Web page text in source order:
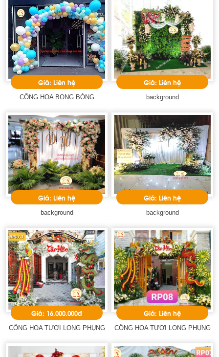
Giá: Liên hệ
CỔNG HOA BONG BÓNG
Giá: Liên hệ
background
Giá: Liên hệ
background
Giá: Liên hệ
background
Giá: 16.000.000đ
CỔNG HOA TƯƠI LONG PHỤNG
Giá: Liên hệ
CỔNG HOA TƯƠI LONG PHỤNG